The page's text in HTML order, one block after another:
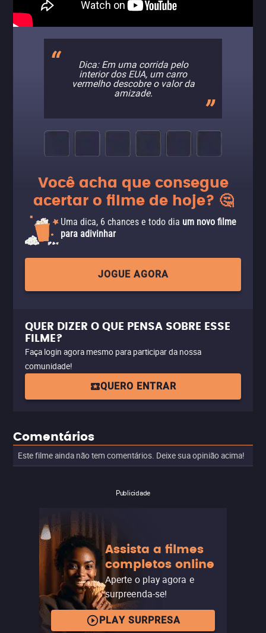
Dica: Em uma corrida pelo
interior dos EUA, um carro
vermelho descobre o valor da
amizade.
Você acha que consegue
acertar o filme de hoje? 🤔
Uma dica, 6 chances e todo dia um novo filme
para adivinhar
JOGUE AGORA
QUER DIZER O QUE PENSA SOBRE ESSE
FILME?
Faça login agora mesmo para participar da nossa
comunidade!
QUERO ENTRAR
Comentários
Este filme ainda não tem comentários. Deixe sua opinião acima!
Publicidade
Assista a filmes
completos online
Aperte o play agora e
surpreenda-se!
PLAY SURPRESA